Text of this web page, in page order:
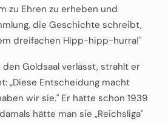
zu Ehren zu erheben und
die Geschichte schreibt,
dreifachen Hipp-hipp-hurra!"
Goldsaal verlässt, strahlt er
„Diese Entscheidung macht
wir sie." Er hatte schon 1939
hätte man sie „Reichsliga"